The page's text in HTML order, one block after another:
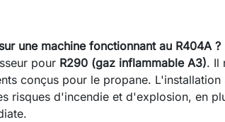
une machine fonctionnant au R404A ?
pour R290 (gaz inflammable A3). Il
conçus pour le propane. L'installation
risques d'incendie et d'explosion, en